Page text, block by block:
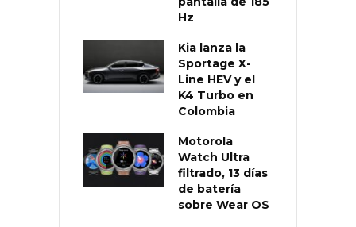
Hz
Kia lanza la
Sportage X-
Line HEV y el
K4 Turbo en
Colombia
Motorola
Watch Ultra
filtrado, 13 días
de batería
sobre Wear OS